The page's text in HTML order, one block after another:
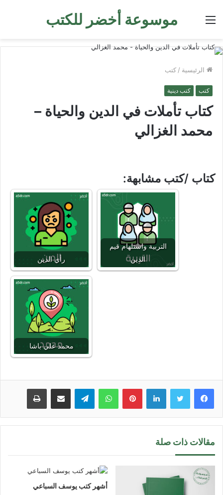
موسوعة أخضر للكتب القائمة
الرئيسية / كتب
كتب كتب دينية
كتاب تأملات في الدين والحياة –
محمد الغزالي
كتاب /كتب مشابهة:
رأي الدين
التربية واستلهام قيم
الدين
محمد علي باشا
لينكدإن بينتيريستواتساب تيلقرام مشاركة عبر البريد طباعة
مقالات ذات صلة
أشهر كتب يوسف السباعي